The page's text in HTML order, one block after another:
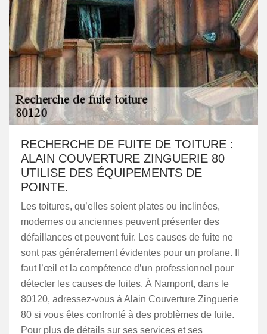
RECHERCHE DE FUITE DE TOITURE :
ALAIN COUVERTURE ZINGUERIE 80
UTILISE DES ÉQUIPEMENTS DE
POINTE.
Les toitures, qu’elles soient plates ou inclinées,
modernes ou anciennes peuvent présenter des
défaillances et peuvent fuir. Les causes de fuite ne
sont pas généralement évidentes pour un profane. Il
faut l’œil et la compétence d’un professionnel pour
détecter les causes de fuites. À Nampont, dans le
80120, adressez-vous à Alain Couverture Zinguerie
80 si vous êtes confronté à des problèmes de fuite.
Pour plus de détails sur ses services et ses